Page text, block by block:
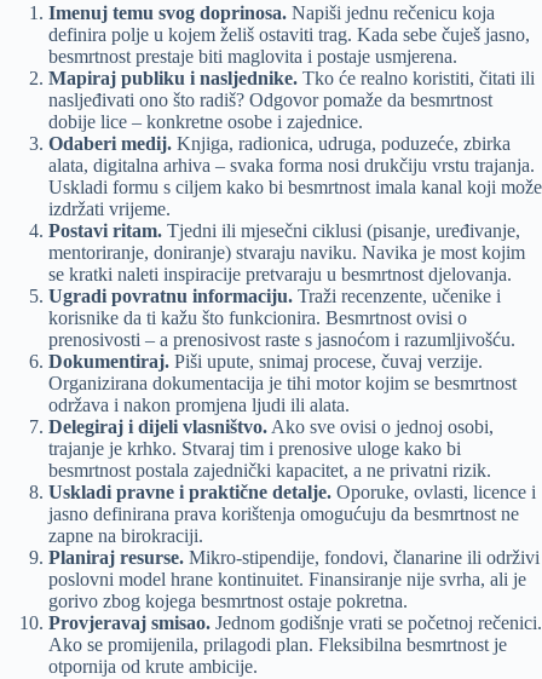
Imenuj temu svog doprinosa. Napiši jednu rečenicu koja
definira polje u kojem želiš ostaviti trag. Kada sebe čuješ jasno,
besmrtnost prestaje biti maglovita i postaje usmjerena.
Mapiraj publiku i nasljednike. Tko će realno koristiti, čitati ili
nasljeđivati ono što radiš? Odgovor pomaže da besmrtnost
dobije lice – konkretne osobe i zajednice.
Odaberi medij. Knjiga, radionica, udruga, poduzeće, zbirka
alata, digitalna arhiva – svaka forma nosi drukčiju vrstu trajanja.
Uskladi formu s ciljem kako bi besmrtnost imala kanal koji može
izdržati vrijeme.
Postavi ritam. Tjedni ili mjesečni ciklusi (pisanje, uređivanje,
mentoriranje, doniranje) stvaraju naviku. Navika je most kojim
se kratki naleti inspiracije pretvaraju u besmrtnost djelovanja.
Ugradi povratnu informaciju. Traži recenzente, učenike i
korisnike da ti kažu što funkcionira. Besmrtnost ovisi o
prenosivosti – a prenosivost raste s jasnoćom i razumljivošću.
Dokumentiraj. Piši upute, snimaj procese, čuvaj verzije.
Organizirana dokumentacija je tihi motor kojim se besmrtnost
održava i nakon promjena ljudi ili alata.
Delegiraj i dijeli vlasništvo. Ako sve ovisi o jednoj osobi,
trajanje je krhko. Stvaraj tim i prenosive uloge kako bi
besmrtnost postala zajednički kapacitet, a ne privatni rizik.
Uskladi pravne i praktične detalje. Oporuke, ovlasti, licence i
jasno definirana prava korištenja omogućuju da besmrtnost ne
zapne na birokraciji.
Planiraj resurse. Mikro-stipendije, fondovi, članarine ili održivi
poslovni model hrane kontinuitet. Finansiranje nije svrha, ali je
gorivo zbog kojega besmrtnost ostaje pokretna.
Provjeravaj smisao. Jednom godišnje vrati se početnoj rečenici.
Ako se promijenila, prilagodi plan. Fleksibilna besmrtnost je
otpornija od krute ambicije.